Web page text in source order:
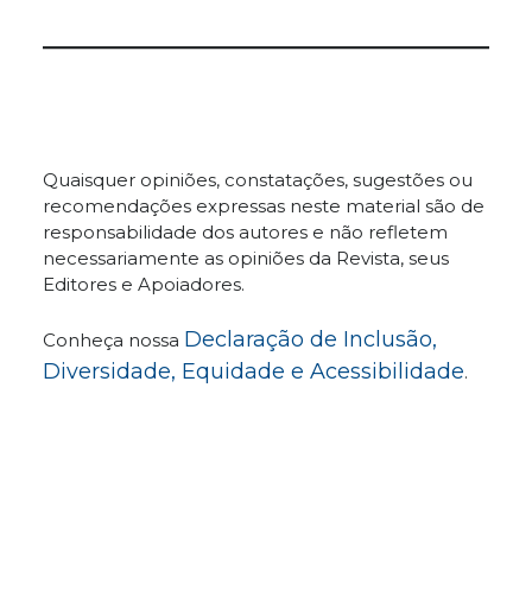
Quaisquer opiniões, constatações, sugestões ou
recomendações expressas neste material são de
responsabilidade dos autores e não refletem
necessariamente as opiniões da Revista, seus
Editores e Apoiadores.
Conheça nossa Declaração de Inclusão,
Diversidade, Equidade e Acessibilidade.